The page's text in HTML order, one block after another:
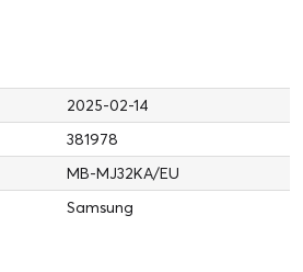
2025-02-14
381978
MB-MJ32KA/EU
Samsung